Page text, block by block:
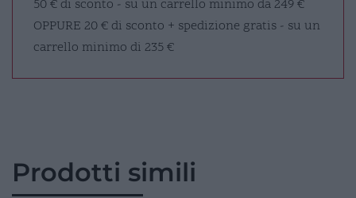
50 € di sconto - su un carrello minimo da 249 €
OPPURE 20 € di sconto + spedizione gratis - su un
carrello minimo di 235 €
Prodotti simili